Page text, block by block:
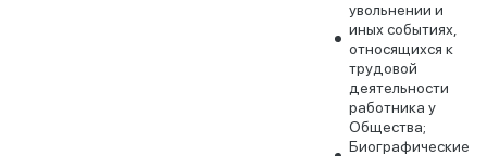
увольнении и
иных событиях,
относящихся к
трудовой
деятельности
работника у
Общества;
Биографические